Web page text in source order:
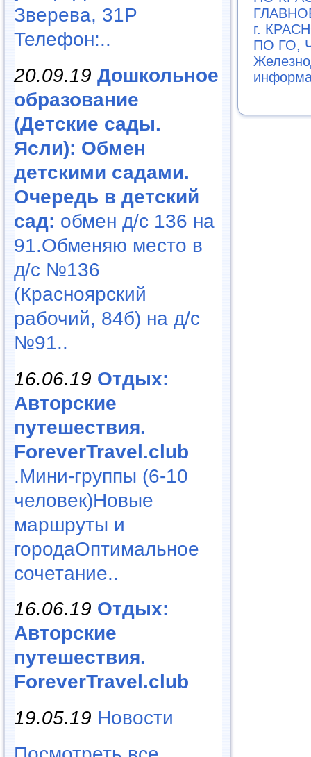
Зверева, 31Р
Телефон:..
20.09.19 Дошкольное
образование
(Детские сады.
Ясли): Обмен
детскими садами.
Очередь в детский
сад: обмен д/с 136 на
91.Обменяю место в
д/с №136
(Красноярский
рабочий, 84б) на д/с
№91..
16.06.19 Отдых:
Авторские
путешествия.
ForeverTravel.club
.Мини-группы (6-10
человек)Новые
маршруты и
городаОптимальное
сочетание..
16.06.19 Отдых:
Авторские
путешествия.
ForeverTravel.club
19.05.19 Новости
г.
ПО ГО,